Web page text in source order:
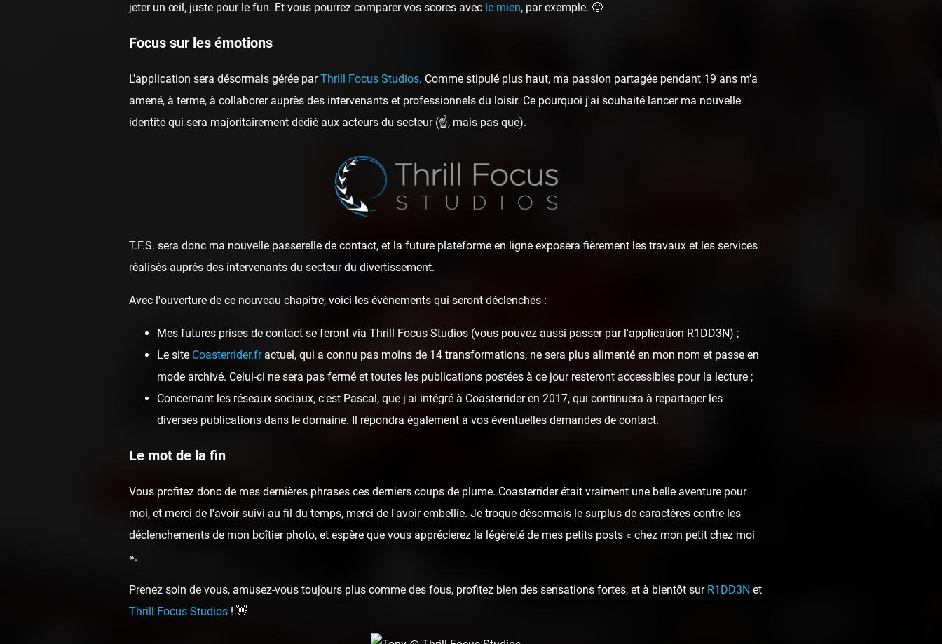
Ferrari Land & PortAventura Park
jeter un œil, juste pour le fun. Et vous pourrez comparer vos scores avec le mien, par exemple. 🙂
Focus sur les émotions
L'application sera désormais gérée parThrill Focus Studios. Comme stipulé plus haut, ma passion partagée pendant 19 ans m'a
amené, à terme, à collaborer auprès des intervenants et professionnels du loisir. Ce pourquoi j'ai souhaité lancer ma nouvelle
identité qui sera majoritairement dédié aux acteurs du secteur (☝️, mais pas que).
T.F.S. sera donc ma nouvelle passerelle de contact, et la future plateforme en ligne exposera fièrement les travaux et les services
réalisés auprès des intervenants du secteur du divertissement.
Avec l'ouverture de ce nouveau chapitre, voici les évènements qui seront déclenchés :
Mes futures prises de contact se feront via Thrill Focus Studios (vous pouvez aussi passer par l'application R1DD3N) ;
Le site Coasterrider.fractuel, qui a connu pas moins de 14 transformations, ne sera plus alimenté en mon nom et passe en
mode archivé. Celui-ci ne sera pas fermé et toutes les publications postées à ce jour resteront accessibles pour la lecture ;
Concernant les réseaux sociaux, c'est Pascal, que j'ai intégré à Coasterrider en 2017, qui continuera à repartager les
diverses publications dans le domaine. Il répondra également à vos éventuelles demandes de contact.
Le mot de la fin
Vous profitez donc de mes dernières phrases ces derniers coups de plume. Coasterrider était vraiment une belle aventure pour
moi, et merci de l'avoir suivi au fil du temps, merci de l'avoir embellie. Je troque désormais le surplus de caractères contre les
déclenchements de mon boîtier photo, et espère que vous apprécierez la légèreté de mes petits posts « chez mon petit chez moi
».
Prenez soin de vous, amusez-vous toujours plus comme des fous, profitez bien des sensations fortes, et à bientôt sur R1DD3N et
Thrill Focus Studios ! 👋